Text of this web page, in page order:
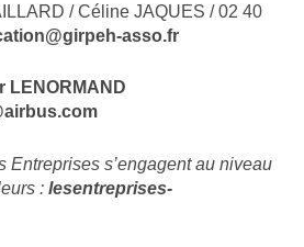
/ Céline JAQUES / 02 40
asso.fr
LENORMAND
Entreprises s’engagent au niveau
: lesentreprises-